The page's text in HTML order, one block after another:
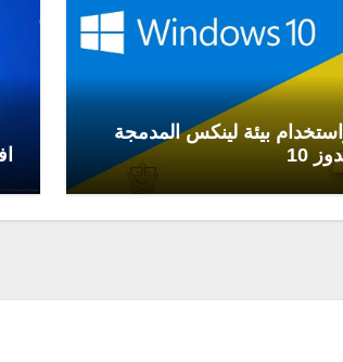
بيئة لينكس المدمجة
10